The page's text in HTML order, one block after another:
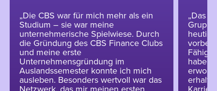
„Die CBS war für mich mehr als ein
Studium – sie war meine
unternehmerische Spielwiese. Durch
die Gründung des CBS Finance Clubs
und meine erste
Unternehmensgründung im
Auslandssemester konnte ich mich
ausleben. Besonders wertvoll war das
„Das
habe